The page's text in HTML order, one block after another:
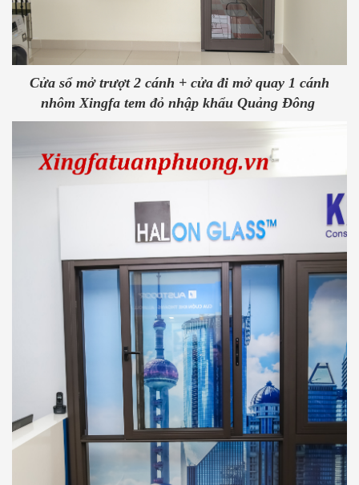
Cửa sổ mở trượt 2 cánh + cửa đi mở quay 1 cánh
nhôm Xingfa tem đỏ nhập khẩu Quảng Đông